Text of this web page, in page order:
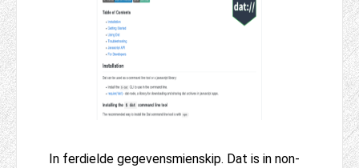
In ferdielde gegevensmienskip. Dat is in non-